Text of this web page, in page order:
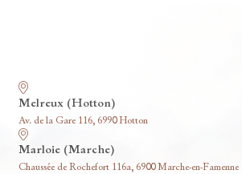
Melreux (Hotton)
Av. de la Gare 116, 6990 Hotton
Marloie (Marche)
Chaussée de Rochefort 116a, 6900 Marche-en-Famenne